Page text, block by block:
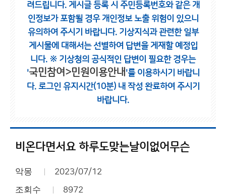
려드립니다. 게시글 등록 시 주민등록번호와 같은 개
인정보가 포함될 경우 개인정보 노출 위험이 있으니
유의하여 주시기 바랍니다. 기상지식과 관련한 일부
게시물에 대해서는 선별하여 답변을 게재할 예정입
니다. ※ 기상청의 공식적인 답변이 필요한 경우는
'국민참여>민원이용안내 '를 이용하시기 바랍니
다. 로그인 유지시간(10분) 내 작성 완료하여 주시기
바랍니다.
비온다면서요 하루도맞는날이없어무슨
악몽 2023/07/12
조회수 8972